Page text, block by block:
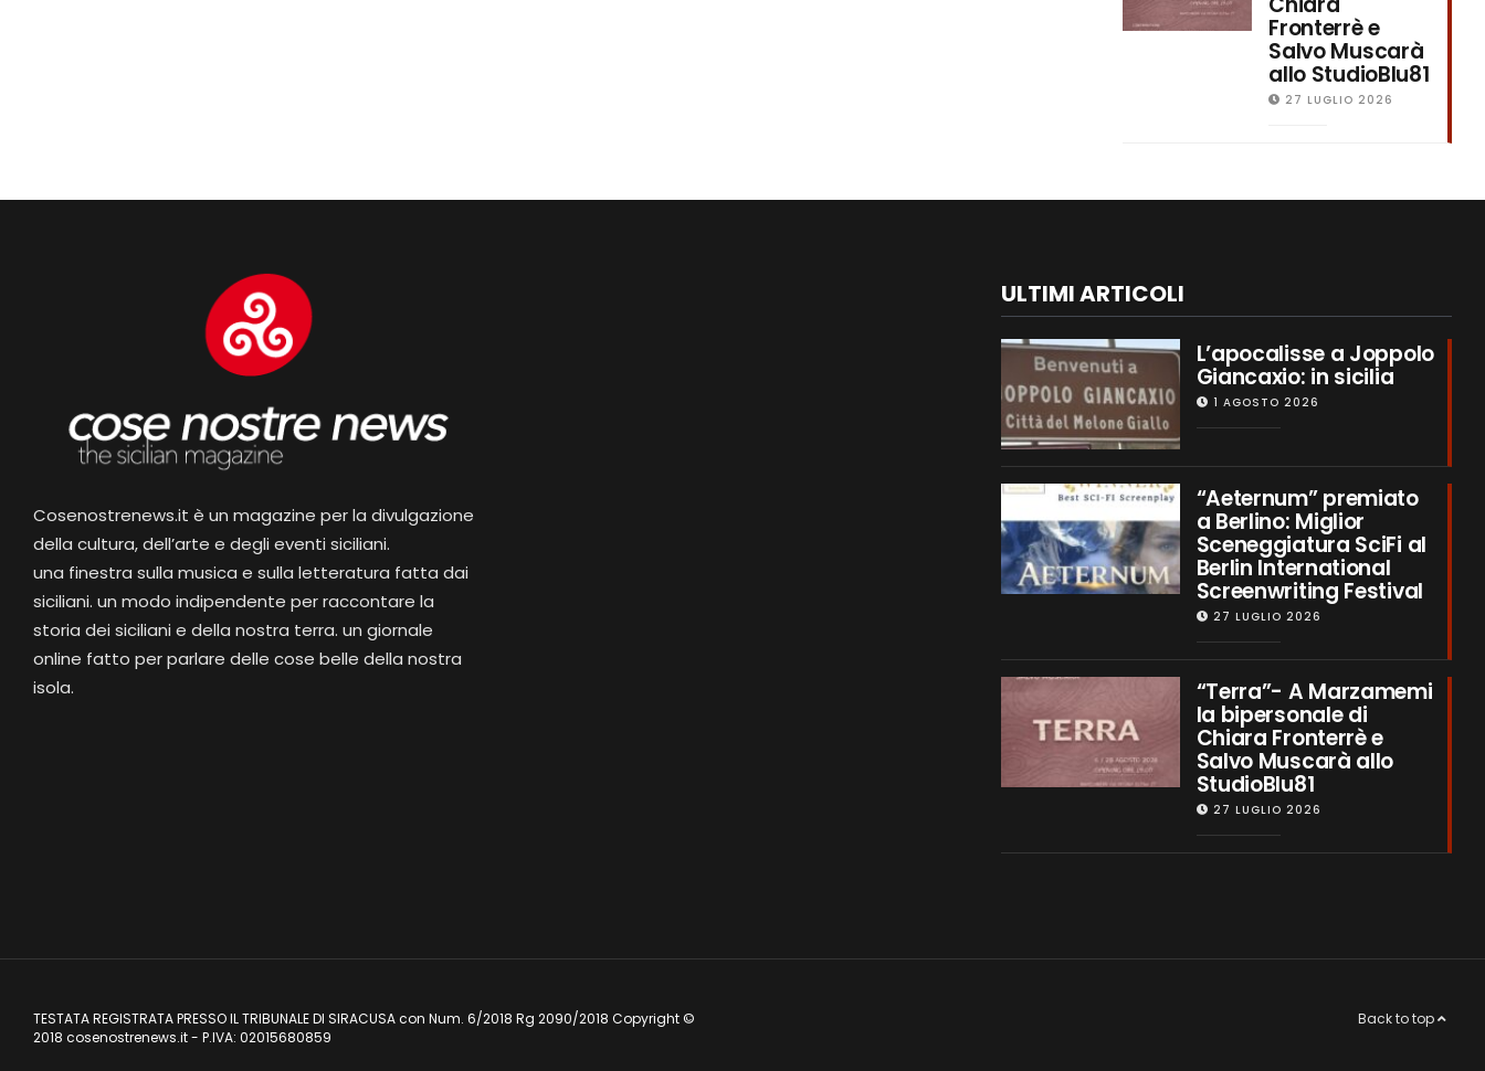
Fronterrè e
Salvo Muscarà
allo StudioBlu81
27 LUGLIO 2026
Cosenostrenews.it è un magazine per la divulgazione
della cultura, dell’arte e degli eventi siciliani.
una finestra sulla musica e sulla letteratura fatta dai
siciliani. un modo indipendente per raccontare la
storia dei siciliani e della nostra terra. un giornale
online fatto per parlare delle cose belle della nostra
isola.
ULTIMI ARTICOLI
L’apocalisse a Joppolo
Giancaxio: in sicilia
1 AGOSTO 2026
“Aeternum” premiato
a Berlino: Miglior
Sceneggiatura SciFi al
Berlin International
Screenwriting Festival
27 LUGLIO 2026
“Terra”- A Marzamemi
la bipersonale di
Chiara Fronterrè e
Salvo Muscarà allo
StudioBlu81
27 LUGLIO 2026
TESTATA REGISTRATA PRESSO IL TRIBUNALE DI SIRACUSA con Num. 6/2018 Rg 2090/2018 Copyright ©
2018 cosenostrenews.it - P.IVA: 02015680859
Back to top